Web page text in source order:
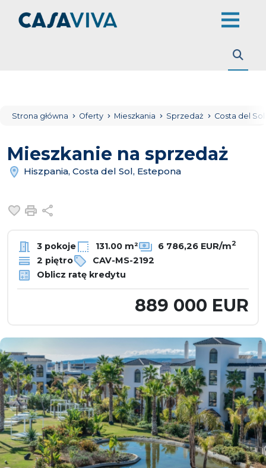
Strona główna Oferty Mieszkania Sprzedaż Costa del Sol
Mieszkanie na sprzedaż
Hiszpania, Costa del Sol, Estepona
Dodaj do ulubionych
Drukuj
3 pokoje 131.00 m² 6 786,26 EUR/m2
2 piętro
CAV-MS-2192
Oblicz ratę kredytu
889 000 EUR